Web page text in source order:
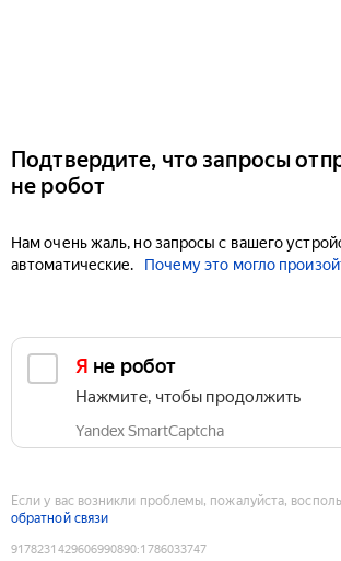
Подтвердите, что запросы
не робот
Нам очень жаль, но запросы с вашего
автоматические.
Почему это могло
Я не робот
Нажмите, чтобы продолжить
Yandex SmartCaptcha
Если у вас возникли проблемы, пожалуйста,
обратной связи
9178231429606990890:1786033747